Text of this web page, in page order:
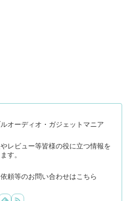
オーディオ・ガジェットマニア
レビュー等皆様の役に立つ情報を
す。
頼等のお問い合わせはこちら